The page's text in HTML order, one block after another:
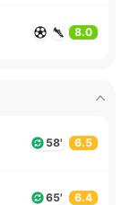
8.0
58' 6.5
65' 6.4